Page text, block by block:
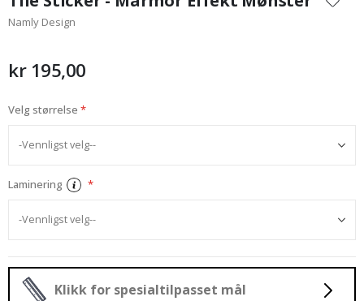
begynnelsen
av
Namly Design
kr 195,00
Velg størrelse
Laminering
Klikk for spesialtilpasset mål